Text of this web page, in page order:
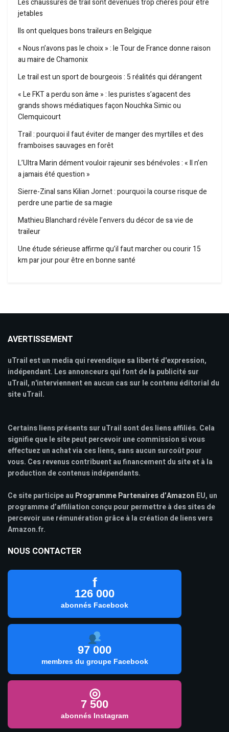
Les chaussures de trail sont devenues trop chères pour être
jetables
Ils ont quelques bons traileurs en Belgique
« Nous n’avons pas le choix » : le Tour de France donne raison
au maire de Chamonix
Le trail est un sport de bourgeois : 5 réalités qui dérangent
« Le FKT a perdu son âme » : les puristes s’agacent des
grands shows médiatiques façon Nouchka Simic ou
Clemquicourt
Trail : pourquoi il faut éviter de manger des myrtilles et des
framboises sauvages en forêt
L’Ultra Marin dément vouloir rajeunir ses bénévoles : « Il n’en
a jamais été question »
Sierre-Zinal sans Kilian Jornet : pourquoi la course risque de
perdre une partie de sa magie
Mathieu Blanchard révèle l’envers du décor de sa vie de
traileur
Une étude sérieuse affirme qu’il faut marcher ou courir 15
km par jour pour être en bonne santé
AVERTISSEMENT
uTrail est un media qui revendique sa liberté d'expression,
indépendant. Les annonceurs qui font de la publicité sur
uTrail, n'interviennent en aucun cas sur le contenu éditorial du
site uTrail.
Certains liens présents sur uTrail sont des liens affiliés. Cela
signifie que le site peut percevoir une commission si vous
effectuez un achat via ces liens, sans aucun surcoût pour
vous. Ces revenus contribuent au financement du site et à la
production de contenus indépendants.
Ce site participe au Programme Partenaires d’Amazon EU, un
programme d’affiliation conçu pour permettre à des sites de
percevoir une rémunération grâce à la création de liens vers
Amazon.fr.
NOUS CONTACTER
f
126 000
abonnés Facebook
97 000
membres du groupe Facebook
◎
7 500
abonnés Instagram